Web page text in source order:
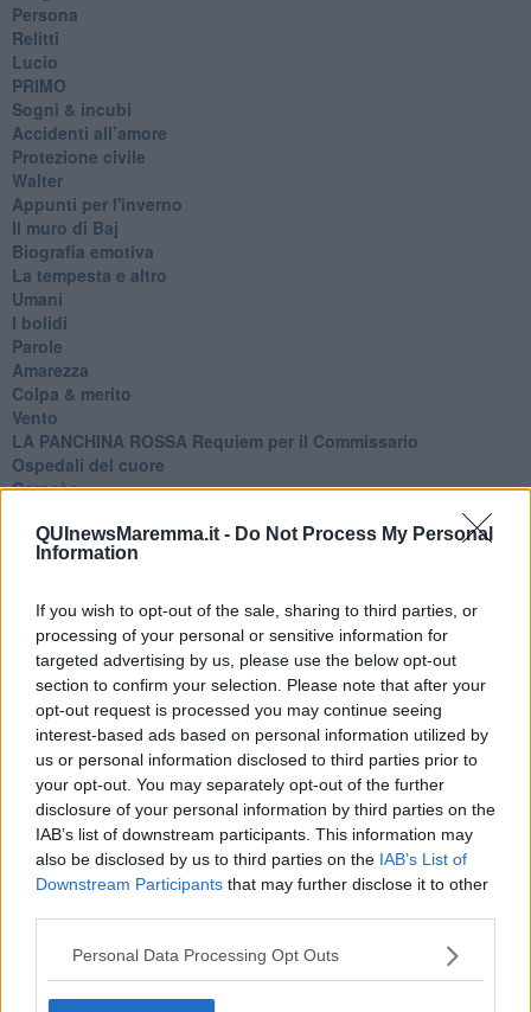
QUInewsMaremma.it - Do Not Process My Personal
Information
If you wish to opt-out of the sale, sharing to third parties, or
processing of your personal or sensitive information for
targeted advertising by us, please use the below opt-out
section to confirm your selection. Please note that after your
opt-out request is processed you may continue seeing
interest-based ads based on personal information utilized by
us or personal information disclosed to third parties prior to
your opt-out. You may separately opt-out of the further
disclosure of your personal information by third parties on the
IAB’s list of downstream participants. This information may
also be disclosed by us to third parties on the IAB’s List of
Downstream Participants that may further disclose it to other
Personal Data Processing Opt Outs
Persona
Relitti
Lucio
PRIMO
Sogni & incubi
Accidenti all’amore
Protezione civile
Walter
Appunti per l'inverno
Il muro di Baj
Biografia emotiva
La tempesta e altro
Umani
I bolidi
Parole
Amarezza
Colpa & merito
Vento
​LA PANCHINA ROSSA Requiem per il Commissario
Ospedali del cuore
Coraçào
Il telefono del vento
Testamento & Commiato
​La colpa - Memorie del commissario
Autunno
Gracias a la vida
Somnium
Fly me to the moon
Hop!
O sonho de um prisioneiro
Memòrias
Sto qui
Scrivi
Bestiario
Pillole
Veglia
​“D” come delitto
Belle lettere
25 Aprile